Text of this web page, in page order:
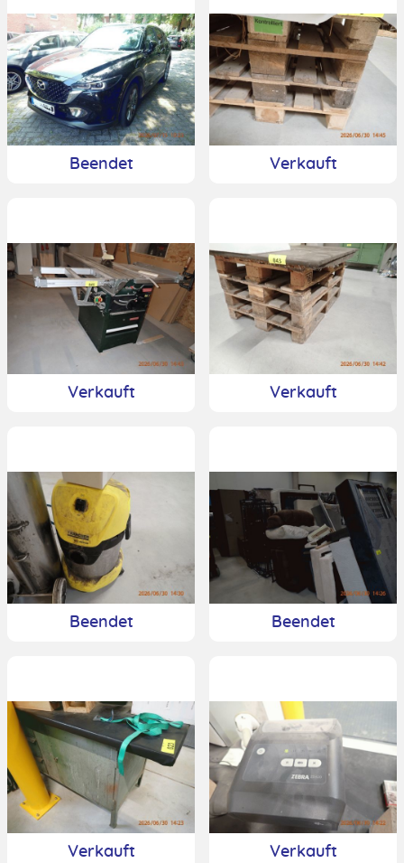
Beendet Verkauft
Verkauft Verkauft
Beendet Beendet
Verkauft Verkauft